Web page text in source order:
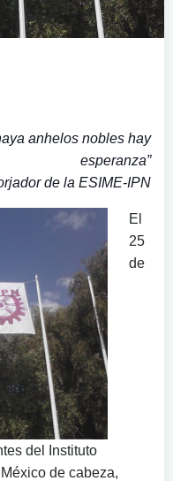
anhelos nobles hay
esperanza”
de la ESIME-IPN
El
25
de
del Instituto
de cabeza,